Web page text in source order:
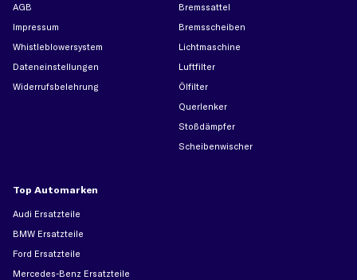
AGB
Impressum
Whistleblowersystem
Dateneinstellungen
Widerrufsbelehrung
Bremssattel
Bremsscheiben
Lichtmaschine
Luftfilter
Ölfilter
Querlenker
Stoßdämpfer
Scheibenwischer
Top Automarken
Audi Ersatzteile
BMW Ersatzteile
Ford Ersatzteile
Mercedes-Benz Ersatzteile